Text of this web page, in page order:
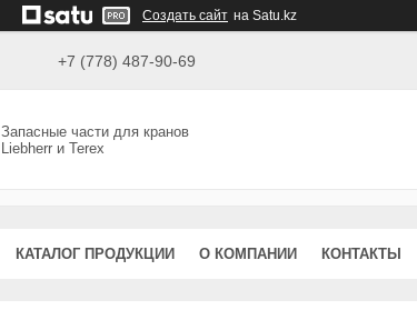
Создать сайт на Satu.kz
+7 (778) 487-90-69
Запасные части для кранов
Liebherr и Terex
КАТАЛОГ ПРОДУКЦИИ О КОМПАНИИ КОНТАКТЫ